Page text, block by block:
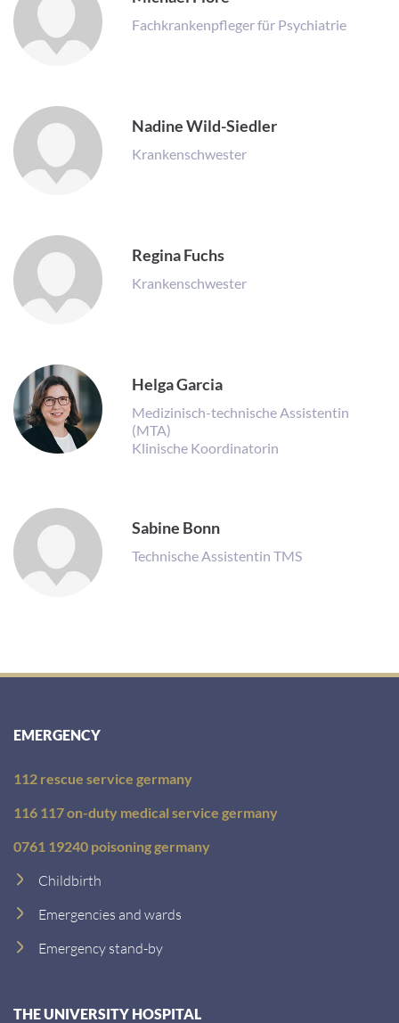
Fachkrankenpfleger für Psychiatrie
Nadine Wild-Siedler
Krankenschwester
Regina Fuchs
Krankenschwester
Helga Garcia
Medizinisch-technische Assistentin
(MTA)
Klinische Koordinatorin
Sabine Bonn
Technische Assistentin TMS
EMERGENCY
112 rescue service germany
116 117 on-duty medical service germany
0761 19240 poisoning germany
Childbirth
Emergencies and wards
Emergency stand-by
THE UNIVERSITY HOSPITAL